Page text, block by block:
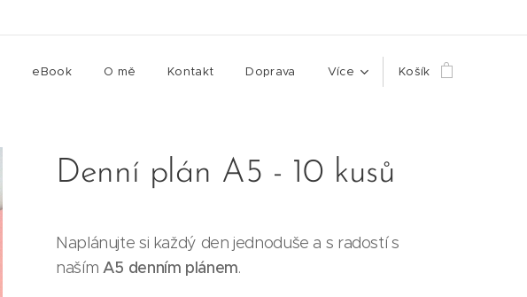
eBook O mě Kontakt Doprava Více Košík
Denní plán A5 - 10 kusů
Naplánujte si každý den jednoduše a s radostí s
naším A5 denním plánem.